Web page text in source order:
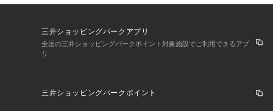
【Size Specs】
M/ 着丈 68 | 肩幅 54.5 | バスト 118 | そで丈 62
三井ショッピングパークアプリ
全国の三井ショッピングパークポイント対象施設でご利用できるアプ
リ
三井ショッピングパークポイント